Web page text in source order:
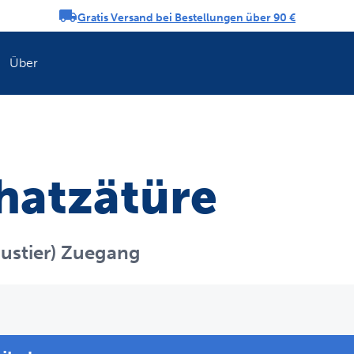
Karussell Gratis Versand bei Bestellungen über 90 €
Über
Zuegang